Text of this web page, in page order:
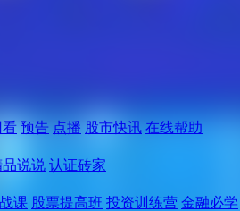
看 预告 点播 股市快讯 在线帮助
品说说 认证砖家
课 股票提高班 投资训练营 金融必学